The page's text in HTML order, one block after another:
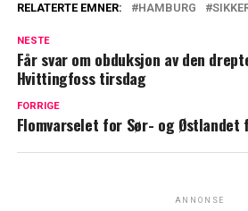
RELATERTE EMNER: HAMBURG
NESTE
Får svar om obduksjon av den
Hvittingfoss tirsdag
FORRIGE
Flomvarselet for Sør- og Østlandet
ANNONSE